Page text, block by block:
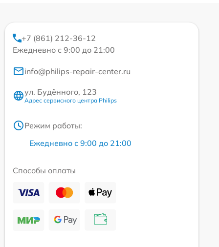
+7 (861) 212-36-12
Ежедневно с 9:00 до 21:00
info@philips-repair-center.ru
ул. Будённого, 123
Адрес сервисного центра Philips
Режим работы:
Ежедневно с 9:00 до 21:00
Способы оплаты